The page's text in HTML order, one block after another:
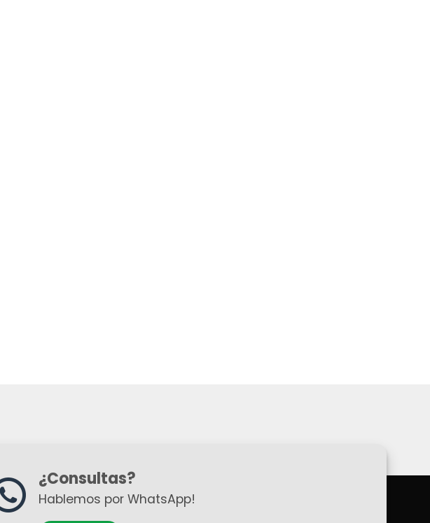
¿Consultas?
Hablemos por WhatsApp!